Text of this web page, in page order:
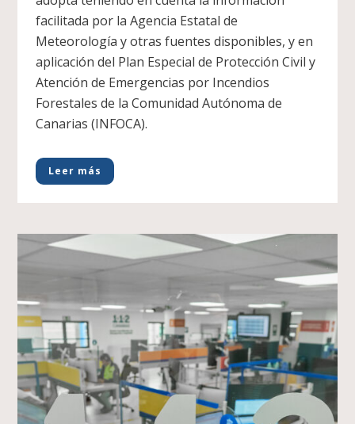
facilitada por la Agencia Estatal de
Meteorología y otras fuentes disponibles, y en
aplicación del Plan Especial de Protección Civil y
Atención de Emergencias por Incendios
Forestales de la Comunidad Autónoma de
Canarias (INFOCA).
Leer más